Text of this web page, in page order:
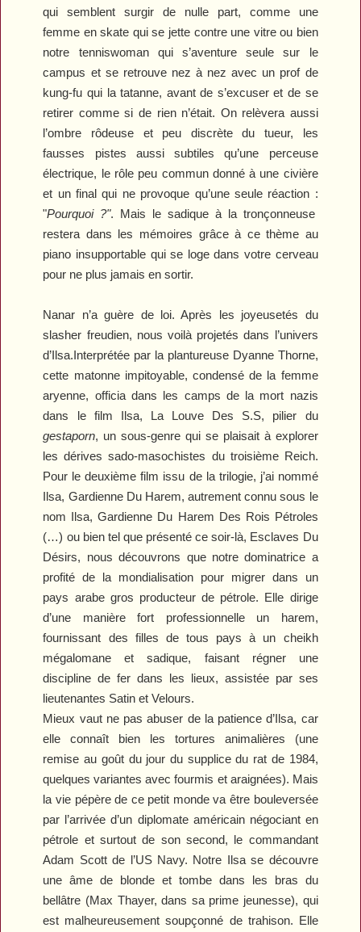
qui semblent surgir de nulle part, comme une
femme en skate qui se jette contre une vitre ou bien
notre tenniswoman qui s’aventure seule sur le
campus et se retrouve nez à nez avec un prof de
kung-fu qui la tatanne, avant de s’excuser et de se
retirer comme si de rien n’était. On relèvera aussi
l’ombre rôdeuse et peu discrète du tueur, les
fausses pistes aussi subtiles qu’une perceuse
électrique, le rôle peu commun donné à une civière
et un final qui ne provoque qu’une seule réaction :
"Pourquoi ?". Mais le sadique à la tronçonneuse
restera dans les mémoires grâce à ce thème au
piano insupportable qui se loge dans votre cerveau
pour ne plus jamais en sortir.
Nanar n’a guère de loi. Après les joyeusetés du
slasher freudien, nous voilà projetés dans l’univers
d’Ilsa.Interprétée par la plantureuse Dyanne Thorne,
cette matonne impitoyable, condensé de la femme
aryenne, officia dans les camps de la mort nazis
dans le film Ilsa, La Louve Des S.S, pilier du
gestaporn, un sous-genre qui se plaisait à explorer
les dérives sado-masochistes du troisième Reich.
Pour le deuxième film issu de la trilogie, j’ai nommé
Ilsa, Gardienne Du Harem, autrement connu sous le
nom Ilsa, Gardienne Du Harem Des Rois Pétroles
(…) ou bien tel que présenté ce soir-là, Esclaves Du
Désirs, nous découvrons que notre dominatrice a
profité de la mondialisation pour migrer dans un
pays arabe gros producteur de pétrole. Elle dirige
d’une manière fort professionnelle un harem,
fournissant des filles de tous pays à un cheikh
mégalomane et sadique, faisant régner une
discipline de fer dans les lieux, assistée par ses
lieutenantes Satin et Velours.
Mieux vaut ne pas abuser de la patience d’Ilsa, car
elle connaît bien les tortures animalières (une
remise au goût du jour du supplice du rat de 1984,
quelques variantes avec fourmis et araignées). Mais
la vie pépère de ce petit monde va être bouleversée
par l’arrivée d’un diplomate américain négociant en
pétrole et surtout de son second, le commandant
Adam Scott de l’US Navy. Notre Ilsa se découvre
une âme de blonde et tombe dans les bras du
bellâtre (Max Thayer, dans sa prime jeunesse), qui
est malheureusement soupçonné de trahison. Elle